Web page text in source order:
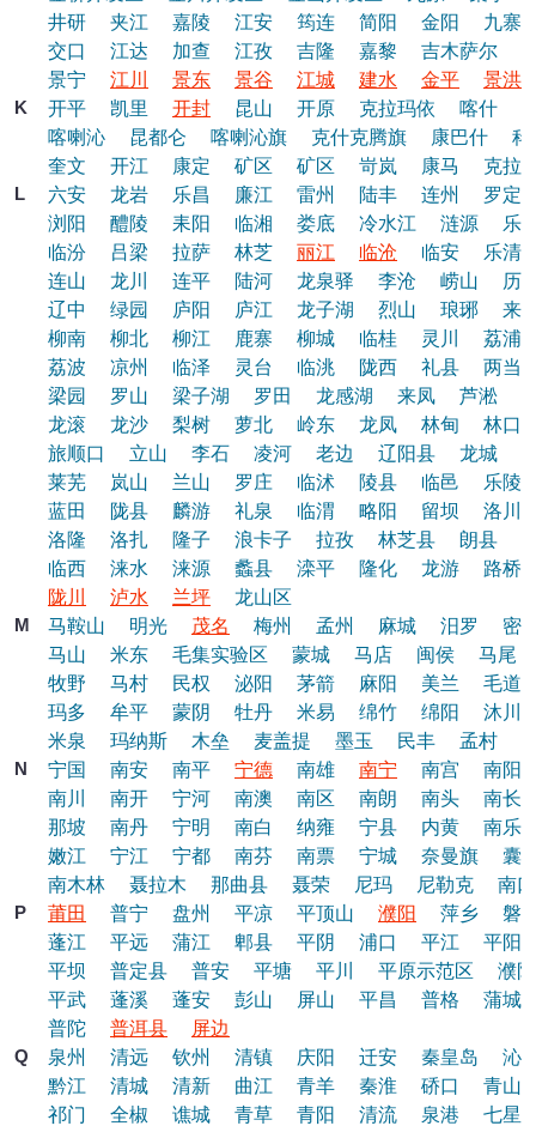
井研
夹江 嘉陵 江安 筠连 简阳 金阳
九寨
交口
江达 加查 江孜 吉隆 嘉黎 吉木萨尔
景宁
江川 景东 景谷 江城 建水 金平
景洪
K
开平 凯里 开封 昆山 开原 克拉玛依 喀什
喀喇沁
昆都仑 喀喇沁旗 克什克腾旗 康巴什
科
奎文
开江 康定 矿区 矿区 岢岚 康马
克拉
L
六安 龙岩 乐昌 廉江 雷州 陆丰 连州
罗定
浏阳
醴陵 耒阳 临湘 娄底 冷水江 涟源
乐
临汾
吕梁 拉萨 林芝 丽江 临沧 临安
乐清
连山
龙川 连平 陆河 龙泉驿 李沧 崂山
历
辽中
绿园 庐阳 庐江 龙子湖 烈山 琅琊
来
柳南
柳北 柳江 鹿寨 柳城 临桂 灵川
荔浦
荔波
凉州 临泽 灵台 临洮 陇西 礼县
两当
梁园
罗山 梁子湖 罗田 龙感湖 来凤 芦淞
龙滚
龙沙 梨树 萝北 岭东 龙凤 林甸
林口
旅顺口
立山 李石 凌河 老边 辽阳县 龙城
莱芜
岚山 兰山 罗庄 临沭 陵县 临邑
乐陵
蓝田
陇县 麟游 礼泉 临渭 略阳 留坝
洛川
洛隆
洛扎 隆子 浪卡子 拉孜 林芝县 朗县
临西
涞水 涞源 蠡县 滦平 隆化 龙游
路桥
陇川
泸水 兰坪
龙山区
M
马鞍山 明光 茂名 梅州 孟州 麻城 汨罗
密
马山
米东 毛集实验区 蒙城 马店 闽侯
马尾
牧野
马村 民权 泌阳 茅箭 麻阳 美兰
毛道
玛多
牟平 蒙阴 牡丹 米易 绵竹 绵阳
沐川
米泉
玛纳斯 木垒 麦盖提 墨玉 民丰 孟村
N
宁国 南安 南平 宁德 南雄 南宁 南宫
南阳
南川
南开 宁河 南澳 南区 南朗 南头
南长
那坡
南丹 宁明 南白 纳雍 宁县 内黄
南乐
嫩江
宁江 宁都 南芬 南票 宁城 奈曼旗
囊
南木林
聂拉木 那曲县 聂荣 尼玛 尼勒克
南口
P
莆田 普宁 盘州 平凉 平顶山 濮阳 萍乡
磐
蓬江
平远 蒲江 郫县 平阴 浦口 平江
平阳
平坝
普定县 普安 平塘 平川 平原示范区
濮
平武
蓬溪 蓬安 彭山 屏山 平昌 普格
蒲城
普陀
普洱县
屏边
Q
泉州 清远 钦州 清镇 庆阳 迁安 秦皇岛
沁
黔江
清城 清新 曲江 青羊 秦淮 硚口
青山
祁门
全椒 谯城 青草 青阳 清流 泉港
七星